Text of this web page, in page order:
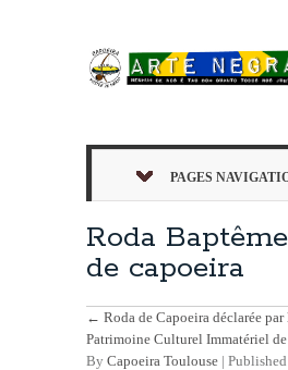
PAGES
Roda
de capoeira
← Roda de Capoeira déclarée par
Patrimoine Culturel Immatériel
By Capoeira Toulouse | Published